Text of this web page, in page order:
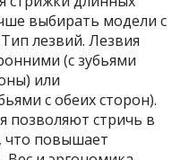
выбирать модели с
лезвий. Лезвия
(с зубьями
или
с обеих сторон).
позволяют стричь в
что повышает